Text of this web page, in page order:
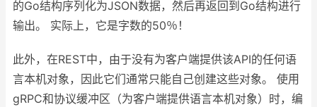
的Go结构序列化为JSON数据，然后再返回到Go结构进行
输出。 实际上，它是字数的50％！
此外，在REST中，由于没有为客户端提供该API的任何语
言本机对象，因此它们通常只能自己创建这些对象。 使用
gRPC和协议缓冲区（为客户端提供语言本机对象）时，编